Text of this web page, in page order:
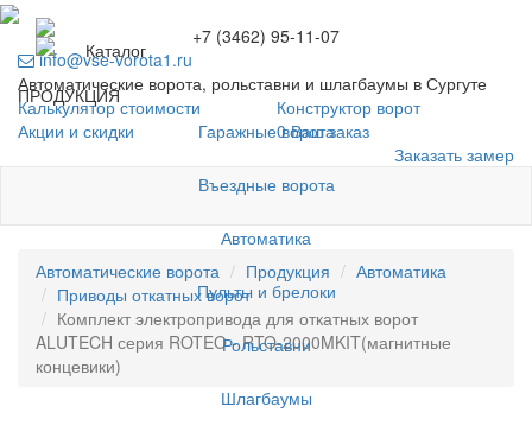
Каталог
ПРОДУКЦИЯ
Гаражные ворота
Въездные ворота
Автоматика
Пульты и брелоки
Рольставни
Шлагбаумы
+7 (3462) 95-11-07
info@vse-vorota1.ru
Автоматические ворота, рольставни и шлагбаумы в Сургуте
Калькулятор стоимости
Конструктор ворот
Акции и скидки
0 Ваш заказ
Заказать замер
Автоматические ворота Продукция
Автоматика
Приводы откатных ворот
Комплект электропривода для откатных ворот
ALUTECH серия ROTEO - RTO-2000MKIT(магнитные
концевики)